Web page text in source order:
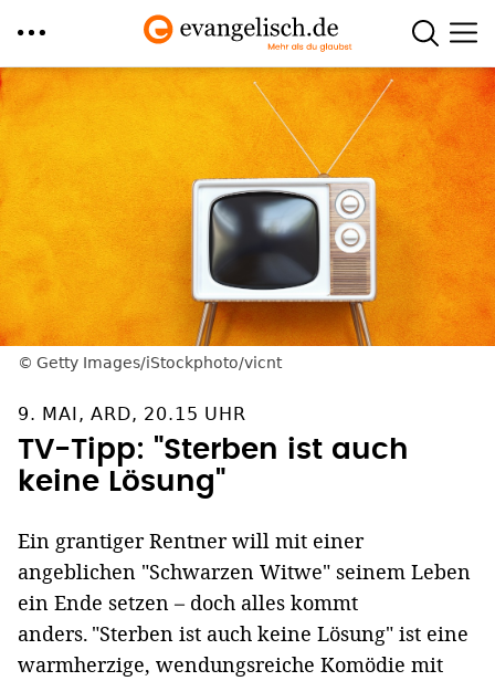
Direkt
zum
Inhalt
Getty Images/iStockphoto/vicnt
9. MAI, ARD, 20.15 UHR
TV-Tipp: "Sterben ist auch
keine Lösung"
Ein grantiger Rentner will mit einer
angeblichen "Schwarzen Witwe" seinem Leben
ein Ende setzen – doch alles kommt
anders. "Sterben ist auch keine Lösung" ist eine
warmherzige, wendungsreiche Komödie mit